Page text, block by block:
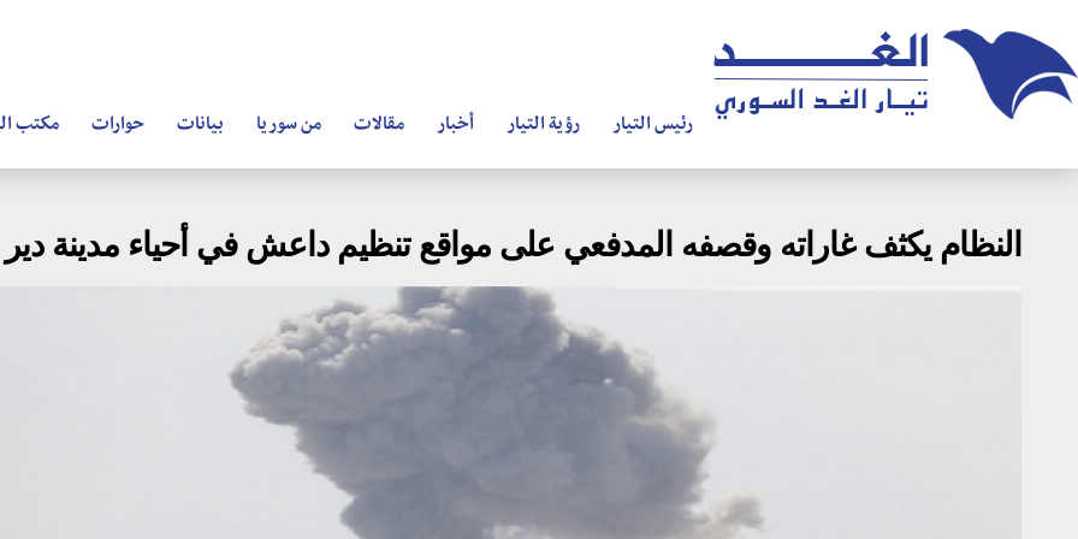
رئيس التيار رؤية التيار أخبار مقالات من سوريا بيانات حوارات مكتب
النظام يكثف غاراته وقصفه المدفعي على مواقع تنظيم داعش في أحياء مدينة دير